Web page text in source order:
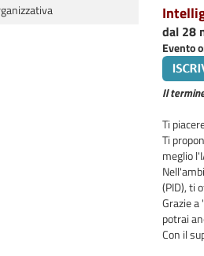
dal 28
Evento
Il
Ti
Ti
meglio
(PID), ti
Grazie
potrai
Con il